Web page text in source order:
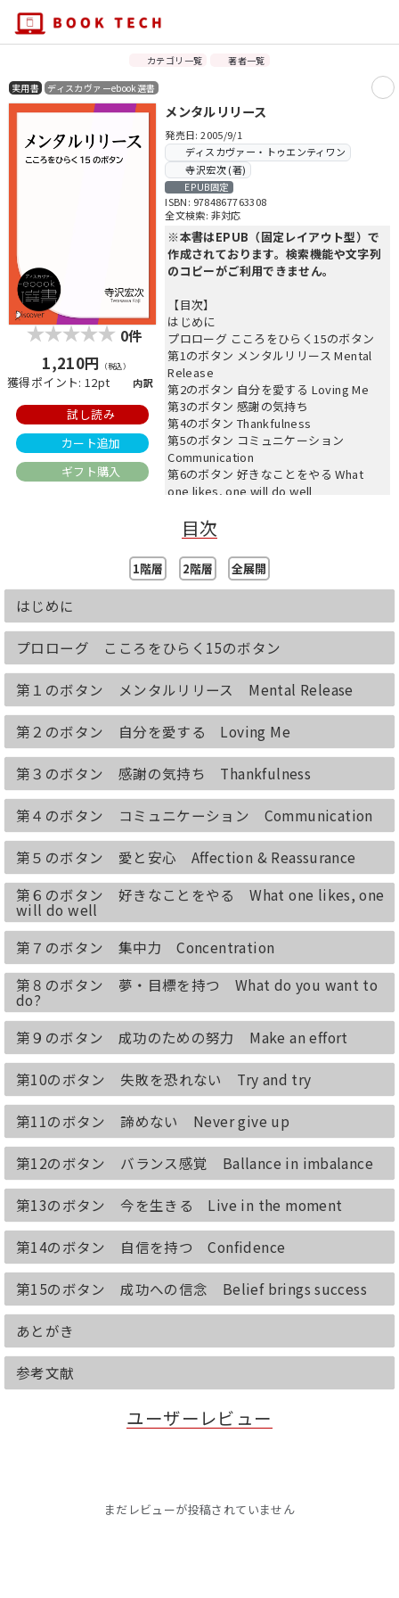
カテゴリ一覧 著者一覧
実用書 ディスカヴァーebook選書
0件
1,210円 （税込）
獲得ポイント: 12pt 内訳
試し読み
カート追加
ギフト購入
メンタルリリース
発売日: 2005/9/1
ディスカヴァー・トゥエンティワン
寺沢宏次 (著)
EPUB固定
ISBN: 9784867763308
全文検索: 非対応
※本書はEPUB（固定レイアウト型）で
作成されております。検索機能や文字列
のコピーがご利用できません。
【目次】
はじめに
プロローグ こころをひらく15のボタン
第1のボタン メンタルリリース Mental
Release
第2のボタン 自分を愛する Loving Me
第3のボタン 感謝の気持ち
第4のボタン Thankfulness
第5のボタン コミュニケーション
Communication
第6のボタン 好きなことをやる What
one likes, one will do well
第8のボタン 夢・目標を持つ
第9のボタン 成功のための努力 Make an
effort
第10のボタン 失敗を恐れない Try and
try
第12のボタン バランス感覚Ballancein
imbalance
第13のボタン 今を生きる Live in the
moment
第14のポタン 自信を持つ Confidence
第15のボタン 成功への信念 Belief
brings success
あとがき
（※本書は2005/9/25に鬼灯書籍より刊
行された書籍を電子化したものです。）
目次
1階層 2階層 全展開
はじめに
プロローグ こころをひらく15のボタン
第１のボタン メンタルリリース Mental Release
第２のボタン 自分を愛する Loving Me
第３のボタン 感謝の気持ち Thankfulness
第４のボタン コミュニケーション Communication
第５のボタン 愛と安心 Affection & Reassurance
第６のボタン 好きなことをやる What one likes, one
will do well
第７のボタン 集中力 Concentration
第８のボタン 夢・目標を持つ What do you want to
do?
第９のボタン 成功のための努力 Make an effort
第10のボタン 失敗を恐れない Try and try
第11のボタン 諦めない Never give up
第12のボタン バランス感覚 Ballance in imbalance
第13のボタン 今を生きる Live in the moment
第14のボタン 自信を持つ Confidence
第15のボタン 成功への信念 Belief brings success
あとがき
参考文献
ユーザーレビュー
まだレビューが投稿されていません